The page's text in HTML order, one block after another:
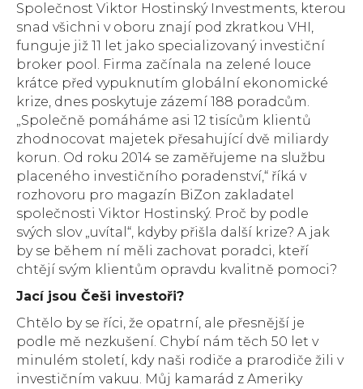
Společnost Viktor Hostinský Investments, kterou
snad všichni v oboru znají pod zkratkou VHI,
funguje již 11 let jako specializovaný investiční
broker pool. Firma začínala na zelené louce
krátce před vypuknutím globální ekonomické
krize, dnes poskytuje zázemí 188 poradcům.
„Společně pomáháme asi 12 tisícům klientů
zhodnocovat majetek přesahující dvě miliardy
korun. Od roku 2014 se zaměřujeme na službu
placeného investičního poradenství,“ říká v
rozhovoru pro magazín BiZon zakladatel
společnosti Viktor Hostinský. Proč by podle
svých slov „uvítal“, kdyby přišla další krize? A jak
by se během ní měli zachovat poradci, kteří
chtějí svým klientům opravdu kvalitně pomoci?
Jací jsou Češi investoři?
Chtělo by se říci, že opatrní, ale přesnější je
podle mě nezkušení. Chybí nám těch 50 let v
minulém století, kdy naši rodiče a prarodiče žili v
investičním vakuu. Můj kamarád z Ameriky